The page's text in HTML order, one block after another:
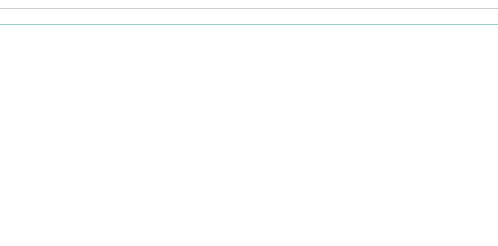
2日
「COVID-19 レジストリ研究解析結果、重症化を予測する液性因子につい
て」メディア勉強会(09月30日開催）の資料